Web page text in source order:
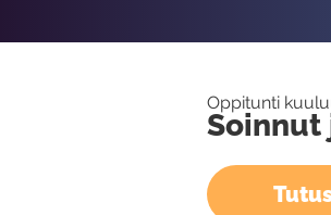
Oppitunti
Soinnut